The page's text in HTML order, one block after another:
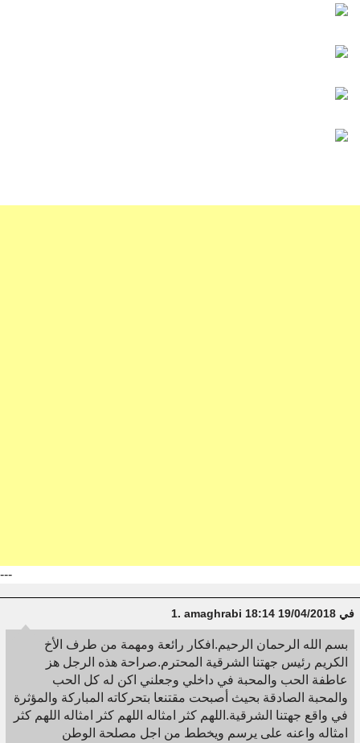
---
1. amaghrabi في 19/04/2018 18:14
بسم الله الرحمان الرحيم.افكار رائعة ومهمة من طرف الأخ
الكريم رئيس جهتنا الشرقية المحترم.صراحة هذه الرجل هز
عاطفة الحب والمحبة في داخلي وجعلني اكن له كل الحب
والمحبة الصادقة بحيث أصبحت مقتنعا بتحركاته المباركة والمؤثرة
في واقع جهتنا الشرقية.اللهم كثر امثاله اللهم كثر امثاله اللهم كثر
امثاله واعنه على يرسم ويخطط من اجل مصلحة الوطن